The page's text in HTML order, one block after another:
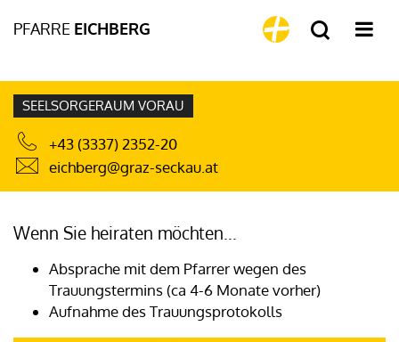
PFARRE EICHBERG
SEELSORGERAUM VORAU
+43 (3337) 2352-20
eichberg@graz-seckau.at
Wenn Sie heiraten möchten...
Absprache mit dem Pfarrer wegen des
Trauungstermins (ca 4-6 Monate vorher)
Aufnahme des Trauungsprotokolls